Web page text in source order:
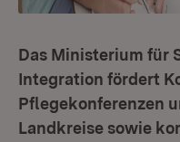
Das Ministerium für
Integration fördert
Pflegekonferenzen
Landkreise sowie